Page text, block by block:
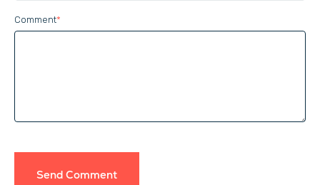
Comment*
Send Comment